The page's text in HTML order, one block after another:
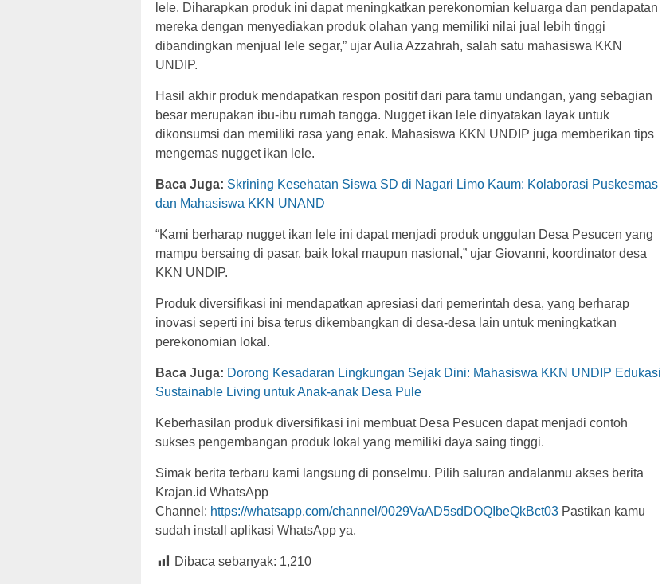
lele. Diharapkan produk ini dapat meningkatkan perekonomian keluarga dan pendapatan
mereka dengan menyediakan produk olahan yang memiliki nilai jual lebih tinggi
dibandingkan menjual lele segar,” ujar Aulia Azzahrah, salah satu mahasiswa KKN
UNDIP.
Hasil akhir produk mendapatkan respon positif dari para tamu undangan, yang sebagian
besar merupakan ibu-ibu rumah tangga. Nugget ikan lele dinyatakan layak untuk
dikonsumsi dan memiliki rasa yang enak. Mahasiswa KKN UNDIP juga memberikan tips
mengemas nugget ikan lele.
Baca Juga: Skrining Kesehatan Siswa SD di Nagari Limo Kaum: Kolaborasi Puskesmas
dan Mahasiswa KKN UNAND
“Kami berharap nugget ikan lele ini dapat menjadi produk unggulan Desa Pesucen yang
mampu bersaing di pasar, baik lokal maupun nasional,” ujar Giovanni, koordinator desa
KKN UNDIP.
Produk diversifikasi ini mendapatkan apresiasi dari pemerintah desa, yang berharap
inovasi seperti ini bisa terus dikembangkan di desa-desa lain untuk meningkatkan
perekonomian lokal.
Baca Juga: Dorong Kesadaran Lingkungan Sejak Dini: Mahasiswa KKN UNDIP Edukasi
Sustainable Living untuk Anak-anak Desa Pule
Keberhasilan produk diversifikasi ini membuat Desa Pesucen dapat menjadi contoh
sukses pengembangan produk lokal yang memiliki daya saing tinggi.
Simak berita terbaru kami langsung di ponselmu. Pilih saluran andalanmu akses berita
Krajan.id WhatsApp
Channel: https://whatsapp.com/channel/0029VaAD5sdDOQIbeQkBct03 Pastikan kamu
sudah install aplikasi WhatsApp ya.
Dibaca sebanyak: 1,210